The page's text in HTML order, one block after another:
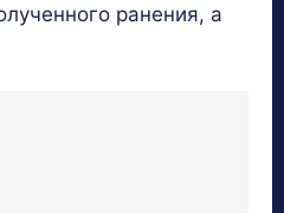
ранения, а